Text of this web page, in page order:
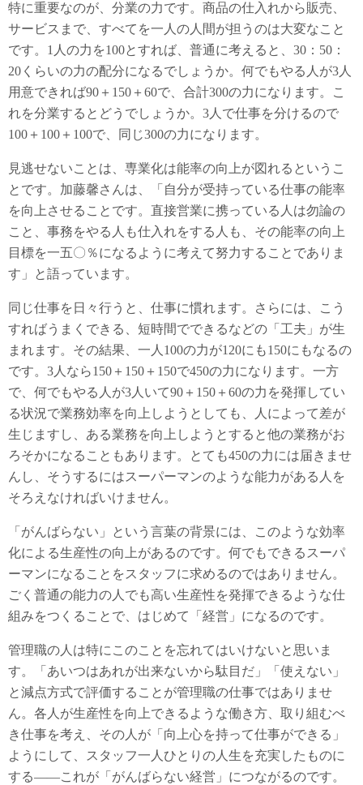
特に重要なのが、分業の力です。商品の仕入れから販売、
サービスまで、すべてを一人の人間が担うのは大変なこと
です。1人の力を100とすれば、普通に考えると、30：50：
20くらいの力の配分になるでしょうか。何でもやる人が3人
用意できれば90＋150＋60で、合計300の力になります。こ
れを分業するとどうでしょうか。3人で仕事を分けるので
100＋100＋100で、同じ300の力になります。
見逃せないことは、専業化は能率の向上が図れるというこ
とです。加藤馨さんは、「自分が受持っている仕事の能率
を向上させることです。直接営業に携っている人は勿論の
こと、事務をやる人も仕入れをする人も、その能率の向上
目標を一五〇％になるように考えて努力することでありま
す」と語っています。
同じ仕事を日々行うと、仕事に慣れます。さらには、こう
すればうまくできる、短時間でできるなどの「工夫」が生
まれます。その結果、一人100の力が120にも150にもなるの
です。3人なら150＋150＋150で450の力になります。一方
で、何でもやる人が3人いて90＋150＋60の力を発揮してい
る状況で業務効率を向上しようとしても、人によって差が
生じますし、ある業務を向上しようとすると他の業務がお
ろそかになることもあります。とても450の力には届きませ
んし、そうするにはスーパーマンのような能力がある人を
そろえなければいけません。
「がんばらない」という言葉の背景には、このような効率
化による生産性の向上があるのです。何でもできるスーパ
ーマンになることをスタッフに求めるのではありません。
ごく普通の能力の人でも高い生産性を発揮できるような仕
組みをつくることで、はじめて「経営」になるのです。
管理職の人は特にこのことを忘れてはいけないと思いま
す。「あいつはあれが出来ないから駄目だ」「使えない」
と減点方式で評価することが管理職の仕事ではありませ
ん。各人が生産性を向上できるような働き方、取り組むべ
き仕事を考え、その人が「向上心を持って仕事ができる」
ようにして、スタッフ一人ひとりの人生を充実したものに
する――これが「がんばらない経営」につながるのです。